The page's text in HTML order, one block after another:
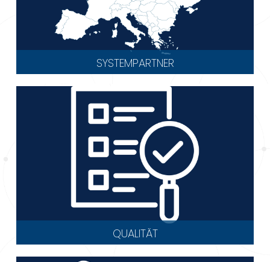
SYSTEMPARTNER
QUALITÄT